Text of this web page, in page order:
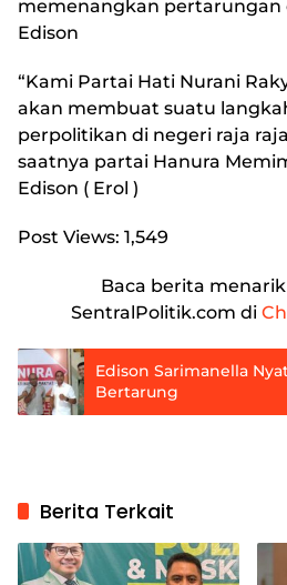
memenangkan pertarungan
Edison
“Kami Partai Hati Nurani
akan membuat suatu
perpolitikan di negeri raja
saatnya partai Hanura
Edison ( Erol )
Post Views: 1,549
Baca berita
SentralPolitik.com di
Edison Sarimanella
Bertarung
Berita Terkait